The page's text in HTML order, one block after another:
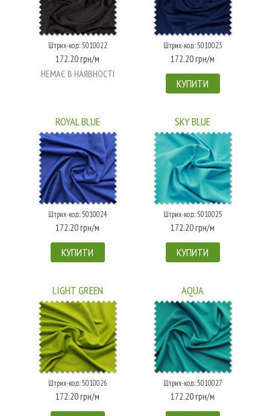
Штрих-код: 5010022
172.20 грн/м
НЕМАЄ В НАЯВНОСТІ
Штрих-код: 5010023
172.20 грн/м
КУПИТИ
ROYAL BLUE
Штрих-код: 5010024
172.20 грн/м
КУПИТИ
SKY BLUE
Штрих-код: 5010025
172.20 грн/м
КУПИТИ
LIGHT GREEN
Штрих-код: 5010026
172.20 грн/м
AQUA
Штрих-код: 5010027
172.20 грн/м